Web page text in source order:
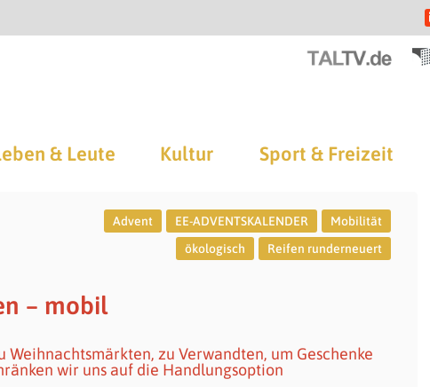
& Leute Kultur Sport & Freizeit
Advent EE-ADVENTSKALENDER
Mobilität
ökologisch
Reifen runderneuert
– mobil
zu Verwandten, um Geschenke
wir uns auf die Handlungsoption